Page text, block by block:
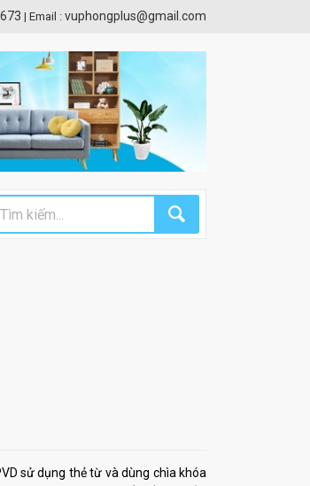
| Email : vuphongplus@gmail.com
sử dụng thẻ từ và dùng chìa khóa